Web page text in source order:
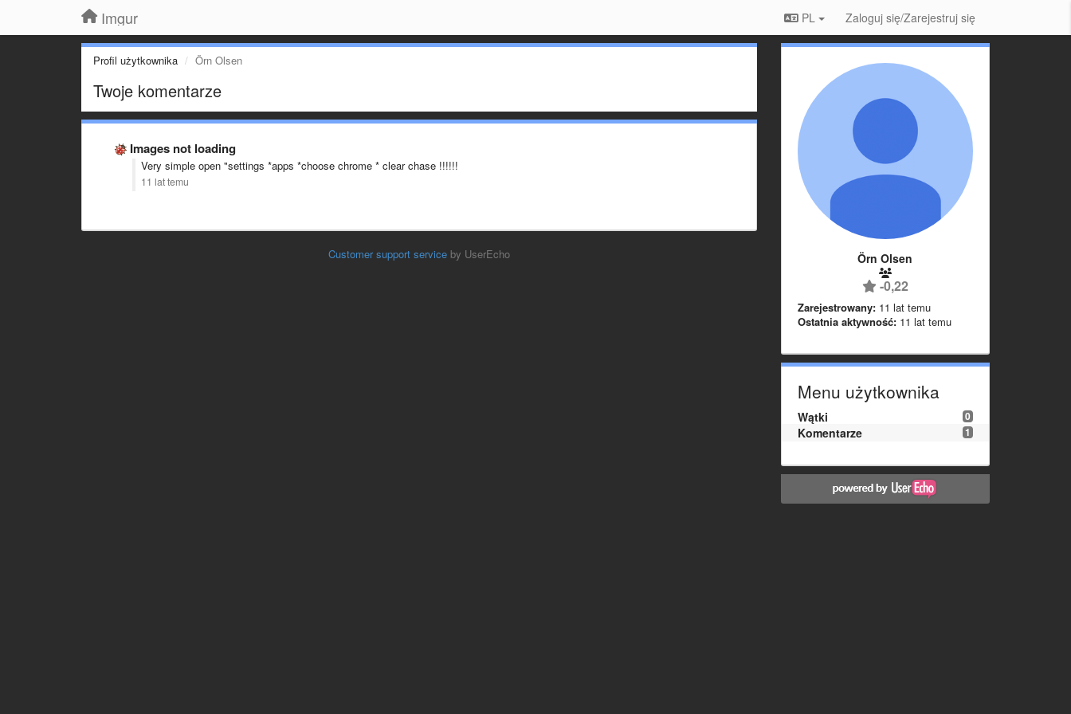
Imgur PL Zaloguj się/Zarejestruj się
Profil użytkownika Örn Olsen
Twoje komentarze
Images not loading
Very simple open "settings *apps *choose chrome * clear chase !!!!!!
11 lat temu
Customer support serviceby UserEcho Örn Olsen
-0,22
Zarejestrowany: 11 lat temu
Ostatnia aktywność: 11 lat temu
Menu użytkownika
0
Wątki
1
Komentarze